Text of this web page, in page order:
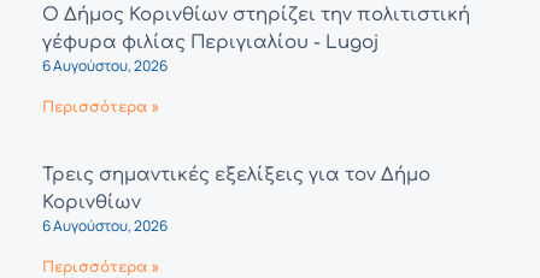
Ο Δήμος Κορινθίων στηρίζει την πολιτιστική
γέφυρα φιλίας Περιγιαλίου - Lugoj
6 Αυγούστου, 2026
Περισσότερα »
Τρεις σημαντικές εξελίξεις για τον Δήμο
Κορινθίων
6 Αυγούστου, 2026
Περισσότερα »